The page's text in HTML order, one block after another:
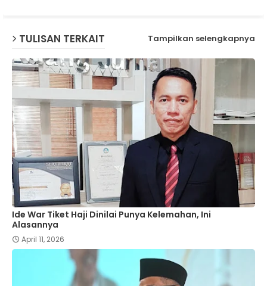
p
TULISAN TERKAIT Tampilkan selengkapnya
Ide War Tiket Haji Dinilai Punya Kelemahan, Ini
Alasannya
April 11, 2026